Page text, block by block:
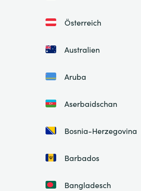
Österreich
Australien
Aruba
Aserbaidschan
Bosnia-Herzegovina
Barbados
Bangladesch